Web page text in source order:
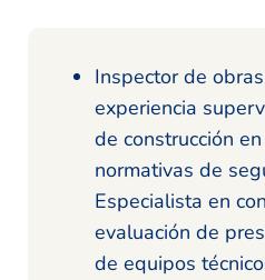
Inspector de
experiencia
de construcción
normativas de
Especialista en
evaluación de
de equipos